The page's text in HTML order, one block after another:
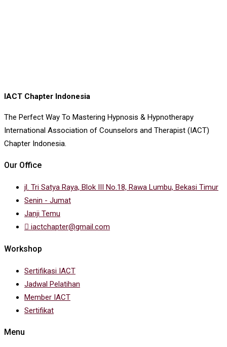
IACT Chapter Indonesia
The Perfect Way To Mastering Hypnosis & Hypnotherapy
International Association of Counselors and Therapist (IACT)
Chapter Indonesia.
Our Office
jl. Tri Satya Raya, Blok III No.18, Rawa Lumbu, Bekasi Timur
Senin - Jumat
Janji Temu
iactchapter@gmail.com
Workshop
Sertifikasi IACT
Jadwal Pelatihan
Member IACT
Sertifikat
Menu